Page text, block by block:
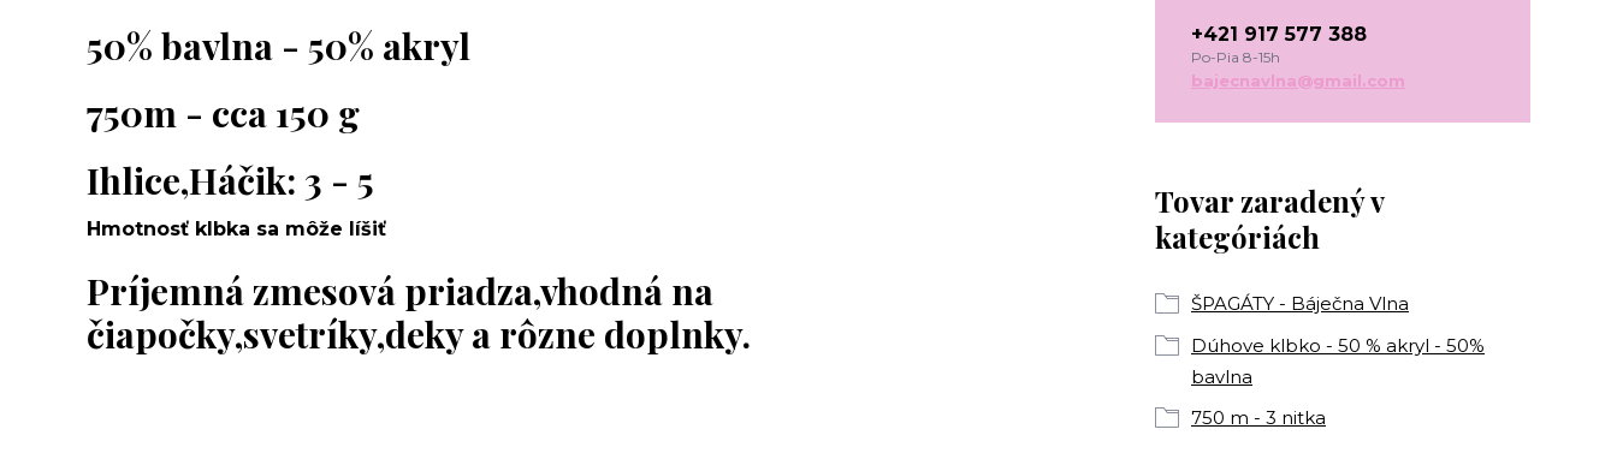
50% bavlna - 50% akryl
750m - cca 150 g
Ihlice,Háčik: 3 - 5
Hmotnosť klbka sa môže líšiť
Príjemná zmesová priadza,vhodná na
čiapočky,svetríky,deky a rôzne doplnky.
Tovar zaradený v
kategóriách
ŠPAGÁTY - Báječna Vlna
Dúhove klbko - 50 % akryl - 50%
bavlna
750 m - 3 nitka
+421 917 577 388
Po-Pia 8-15h
bajecnavlna@gmail.com